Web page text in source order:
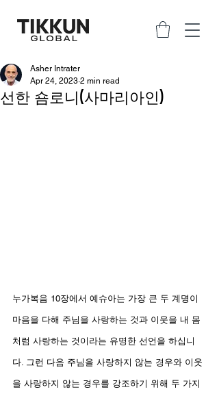
선한 숌로니(사마리아인)
Asher Intrater
Apr 24, 2023 2 min read
누가복음 10장에서 예슈아는 가장 큰 두 계명이
마음을 다해 주님을 사랑하는 것과 이웃을 내 몸
처럼 사랑하는 것이라는 유명한 선언을 하십니
다. 그런 다음 주님을 사랑하지 않는 경우와 이웃
을 사랑하지 않는 경우를 강조하기 위해 두 가지